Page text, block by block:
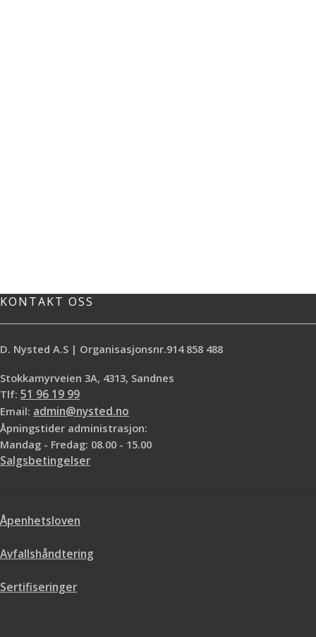
KONTAKT OSS
D. Nysted A.S | Organisasjonsnr.914 858 488
Stokkamyrveien 3A, 4313, Sandnes
Tlf: 51 96 19 99
Email: admin@nysted.no
Åpningstider administrasjon:
Mandag - Fredag: 08.00 - 15.00
Salgsbetingelser
Åpenhetsloven
Avfallshåndtering
Sertifiseringer